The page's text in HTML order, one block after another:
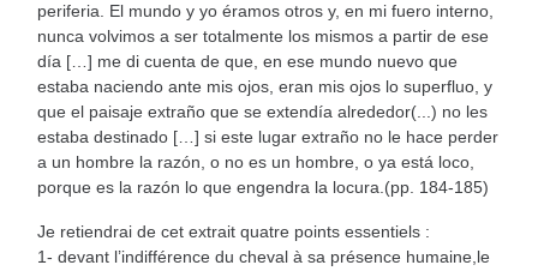
periferia. El mundo y yo éramos otros y, en mi fuero interno,
nunca volvimos a ser totalmente los mismos a partir de ese
día […] me di cuenta de que, en ese mundo nuevo que
estaba naciendo ante mis ojos, eran mis ojos lo superfluo, y
que el paisaje extraño que se extendía alrededor(...) no les
estaba destinado […] si este lugar extraño no le hace perder
a un hombre la razón, o no es un hombre, o ya está loco,
porque es la razón lo que engendra la locura.(pp. 184-185)
Je retiendrai de cet extrait quatre points essentiels :
1- devant l’indifférence du cheval à sa présence humaine,le